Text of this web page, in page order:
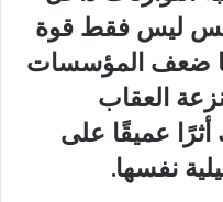
ليس فقط قوة
ضعف المؤسسات
العقاب
عميقًا على
نفسها.